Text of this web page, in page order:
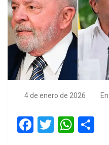
4 de enero de 2026
F
T
W